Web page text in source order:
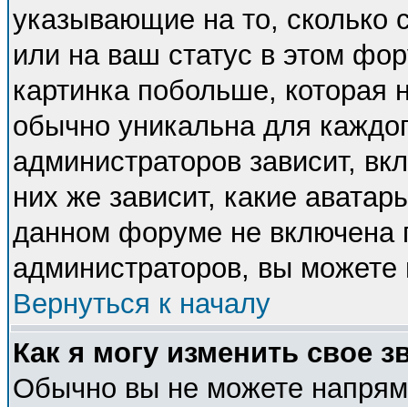
указывающие на то,
или на ваш статус в этом
картинка побольше, которая
обычно уникальна для
администраторов зависит,
них же зависит, какие
данном форуме не включена
администраторов, вы
Вернуться к началу
Как я могу изменить свое
Обычно вы не можете